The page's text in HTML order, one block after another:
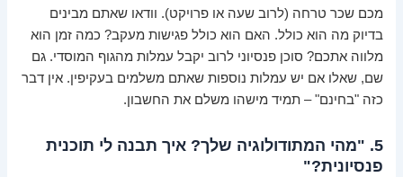
מכם שכר טרחה (לרוב שעה או פרויקט). וודאו שאתם מבינים
בדיוק מה הוא כולל. האם הוא כולל פגישות מעקב? כמה זמן הוא
מלווה אתכם? סוכן פנסיוני לרוב יקבל עמלות מהגוף המוסדי. גם
שם, שאלו אם יש עמלות נוספות שאתם משלמים בעקיפין. אין דבר
כזה "בחינם" – תמיד מישהו משלם את החשבון.
5. "מהי המתודולוגיה שלך? איך תבנה לי תוכנית
פנסיונית?"